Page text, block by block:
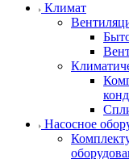
Климат
Насосное